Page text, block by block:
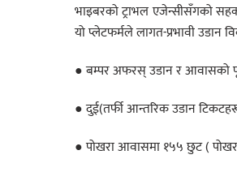
भाइबरको ट्राभल एजेन्सीसँगको
यो प्लेटफर्मले लागत-प्रभावी
● बम्पर अफरस् उडान र आवासको
● दुई(तर्फी आन्तरिक उडान
● पोखरा आवासमा १५५ छुट (